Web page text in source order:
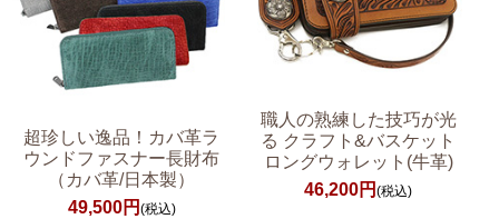
超珍しい逸品！カバ革ラ
ウンドファスナー長財布
（カバ革/日本製）
49,500円 (税込)
職人の熟練した技巧が光
る クラフト&バスケット
ロングウォレット(牛革)
46,200円(税込)